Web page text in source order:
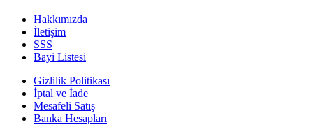
Hakkımızda
İletişim
SSS
Bayi Listesi
Gizlilik Politikası
İptal ve İade
Mesafeli Satış
Banka Hesapları